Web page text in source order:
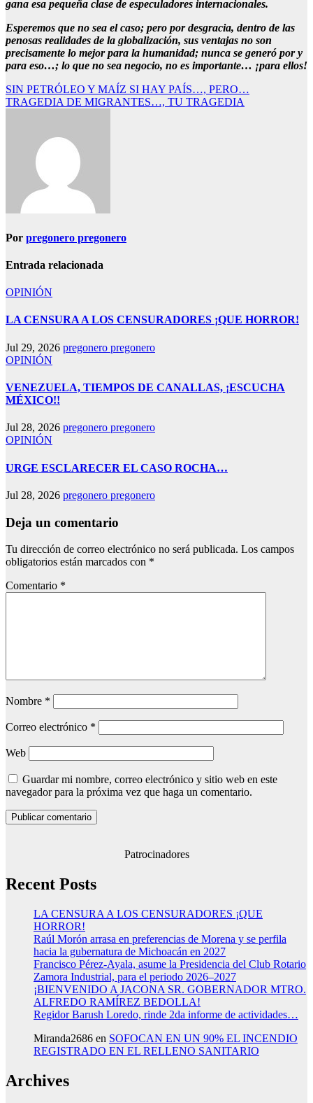
gana esa pequeña clase de especuladores internacionales.
Esperemos que no sea el caso; pero por desgracia, dentro de las
penosas realidades de la globalización, sus ventajas no son
precisamente lo mejor para la humanidad; nunca se generó por y
para eso…; lo que no sea negocio, no es importante… ¡para ellos!
Navegación
de
SIN PETRÓLEO Y MAÍZ SI HAY PAÍS…, PERO…
TRAGEDIA DE MIGRANTES…, TU TRAGEDIA
Por pregonero pregonero
Entrada relacionada
OPINIÓN
LA CENSURA A LOS CENSURADORES ¡QUE HORROR!
Jul 29, 2026 pregonero pregonero
OPINIÓN
VENEZUELA, TIEMPOS DE CANALLAS, ¡ESCUCHA
MÉXICO!!
Jul 28, 2026 pregonero pregonero
OPINIÓN
URGE ESCLARECER EL CASO ROCHA…
Jul 28, 2026 pregonero pregonero
Deja un comentario
Tu dirección de correo electrónico no será publicada. Los campos
obligatorios están marcados con *
Comentario *
Nombre *
Correo electrónico *
Web
Guardar mi nombre, correo electrónico y sitio web en este
navegador para la próxima vez que haga un comentario.
Patrocinadores
Recent Posts
LA CENSURA A LOS CENSURADORES ¡QUE
HORROR!
Raúl Morón arrasa en preferencias de Morena y se perfila
hacia la gubernatura de Michoacán en 2027
Francisco Pérez-Ayala, asume la Presidencia del Club Rotario
Zamora Industrial, para el periodo 2026–2027
¡BIENVENIDO A JACONA SR. GOBERNADOR MTRO.
ALFREDO RAMÍREZ BEDOLLA!
Regidor Barush Loredo, rinde 2da informe de actividades…
Miranda2686 en SOFOCAN EN UN 90% EL INCENDIO
REGISTRADO EN EL RELLENO SANITARIO
Archives